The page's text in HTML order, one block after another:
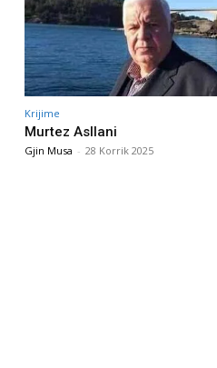
Krijime
Murtez Asllani
Gjin Musa - 28 Korrik 2025